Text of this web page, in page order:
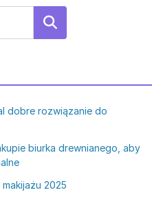
Szukaj
dobre rozwiązanie do
biurka drewnianego, aby
2025